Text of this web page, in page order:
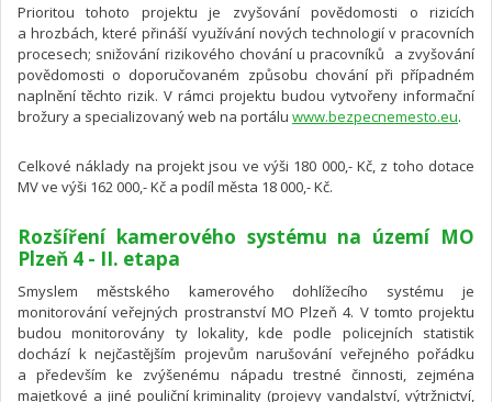
Prioritou tohoto projektu je zvyšování povědomosti o rizicích
a hrozbách, které přináší využívání nových technologií v pracovních
procesech; snižování rizikového chování u pracovníků a zvyšování
povědomosti o doporučovaném způsobu chování při případném
naplnění těchto rizik. V rámci projektu budou vytvořeny informační
brožury a specializovaný web na portálu www.bezpecnemesto.eu.
Celkové náklady na projekt jsou ve výši 180 000,- Kč, z toho dotace
MV ve výši 162 000,- Kč a podíl města 18 000,- Kč.
Rozšíření kamerového systému na území MO
Plzeň 4 - II. etapa
Smyslem městského kamerového dohlížecího systému je
monitorování veřejných prostranství MO Plzeň 4. V tomto projektu
budou monitorovány ty lokality, kde podle policejních statistik
dochází k nejčastějším projevům narušování veřejného pořádku
a především ke zvýšenému nápadu trestné činnosti, zejména
majetkové a jiné pouliční kriminality (projevy vandalství, výtržnictví,